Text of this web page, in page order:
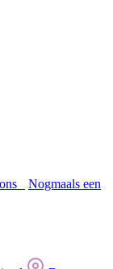
Nogmaals een